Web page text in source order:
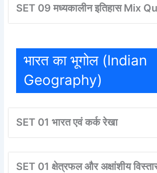
SET 09 मध्यकालीन इतिहास Mix
भारत का भूगोल (Indian
Geography)
SET 01 भारत एवं कर्क रेखा
SET 01 क्षेत्रफल और अक्षांशीय